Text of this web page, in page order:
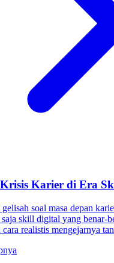
Karier di Era
soal masa depan
skill digital yang benar-
cara realistis mengejarnya